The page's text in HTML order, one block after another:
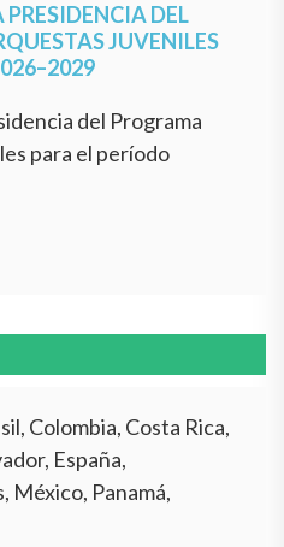
DEL
JUVENILES
del Programa
para el período
Colombia, Costa Rica,
España,
México, Panamá,